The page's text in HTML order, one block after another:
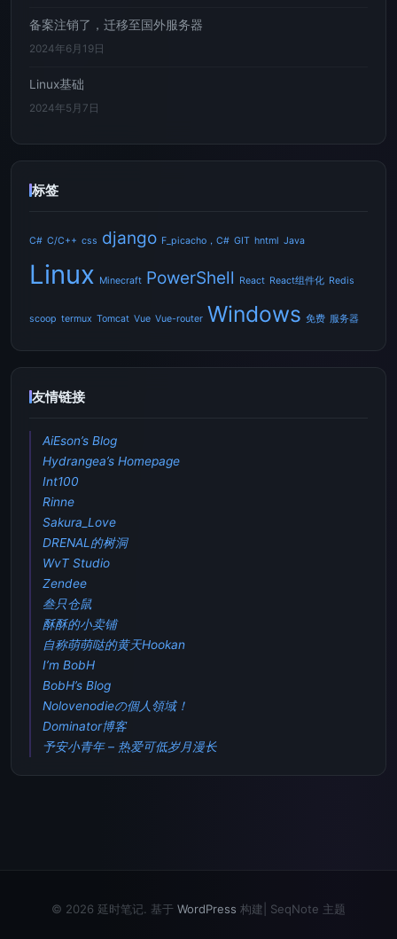
备案注销了，迁移至国外服务器
2024年6月19日
Linux基础
2024年5月7日
标签
C# C/C++ css django F_picacho，C# GIT hntml Java
Linux Minecraft PowerShell React React组件化 Redis
scoop termux Tomcat Vue Vue-router Windows 免费 服务器
友情链接
AiEson’s Blog
Hydrangea’s Homepage
Int100
Rinne
Sakura_Love
DRENAL的树洞
WvT Studio
Zendee
叁只仓鼠
酥酥的小卖铺
自称萌萌哒的黄天Hookan
I’m BobH
BobH’s Blog
Nolovenodieの個人領域！
Dominator博客
予安小青年 – 热爱可低岁月漫长
© 2026 延时笔记. 基于 WordPress 构建| SeqNote 主题